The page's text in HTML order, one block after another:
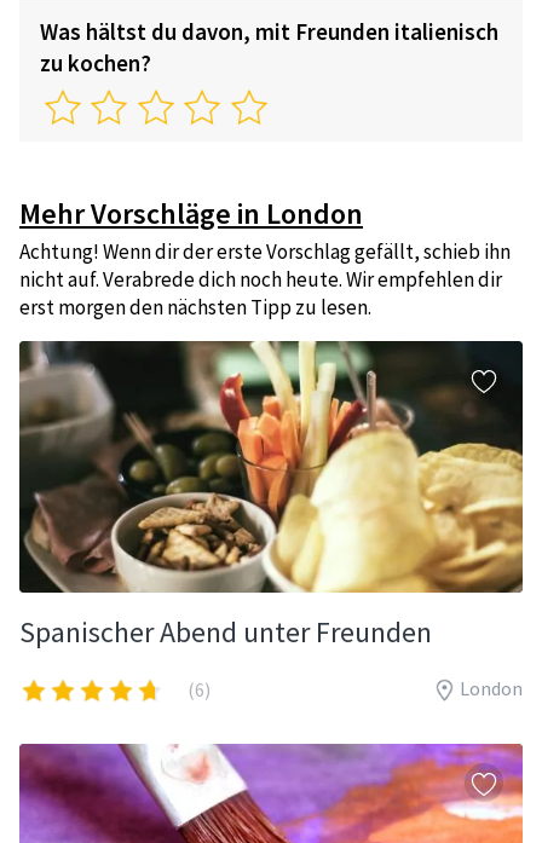
Was hältst du davon, mit Freunden italienisch
zu kochen?
Mehr Vorschläge in London
Achtung! Wenn dir der erste Vorschlag gefällt, schieb ihn
nicht auf. Verabrede dich noch heute. Wir empfehlen dir
erst morgen den nächsten Tipp zu lesen.
Spanischer Abend unter Freunden
(6) London